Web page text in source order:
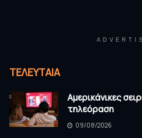
ΤΕΛΕΥΤΑΊΑ
Αμερικάνικες
τηλεόραση
09/08/2026